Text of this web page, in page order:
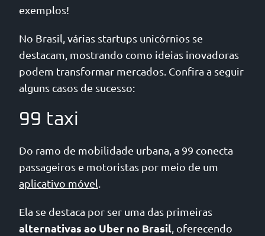
exemplos!
No Brasil, várias startups unicórnios se
destacam, mostrando como ideias inovadoras
podem transformar mercados. Confira a seguir
alguns casos de sucesso:
99 taxi
Do ramo de mobilidade urbana, a 99 conecta
passageiros e motoristas por meio de um
aplicativo móvel
Ela se destaca por ser uma das primeiras
alternativas ao Uber no Brasil , oferecendo